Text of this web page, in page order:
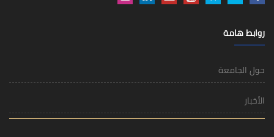
روابط هامة
حول الجامعة
الأخبار